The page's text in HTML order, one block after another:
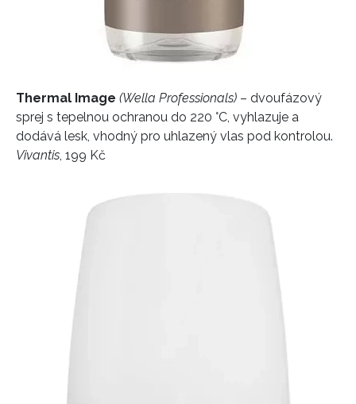
Thermal Image (Wella Professionals) – dvoufázový
sprej s tepelnou ochranou do 220 °C, vyhlazuje a
dodává lesk, vhodný pro uhlazený vlas pod kontrolou.
Vivantis, 199 Kč